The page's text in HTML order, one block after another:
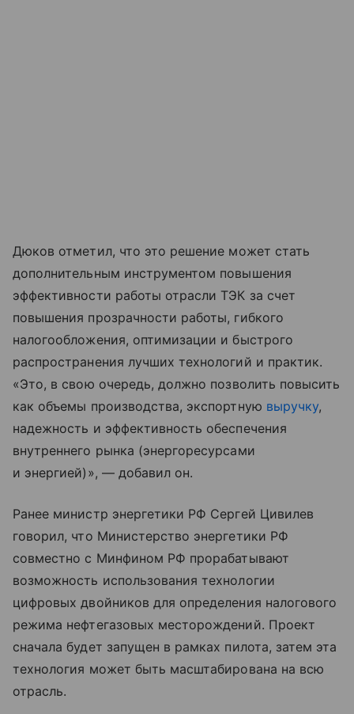
Дюков отметил, что это решение может стать
дополнительным инструментом повышения
эффективности работы отрасли ТЭК за счет
повышения прозрачности работы, гибкого
налогообложения, оптимизации и быстрого
распространения лучших технологий и практик.
«Это, в свою очередь, должно позволить повысить
как объемы производства, экспортную выручку,
надежность и эффективность обеспечения
внутреннего рынка (энергоресурсами
и энергией)», — добавил он.
Ранее министр энергетики РФ Сергей Цивилев
говорил, что Министерство энергетики РФ
совместно с Минфином РФ прорабатывают
возможность использования технологии
цифровых двойников для определения налогового
режима нефтегазовых месторождений. Проект
сначала будет запущен в рамках пилота, затем эта
технология может быть масштабирована на всю
отрасль.